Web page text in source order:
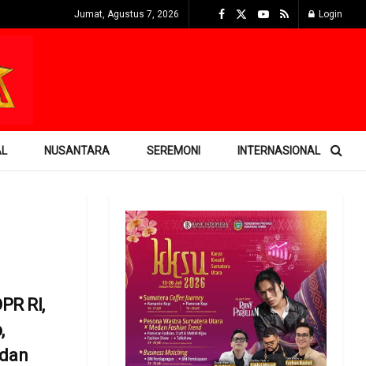
Jumat, Agustus 7, 2026 Login
NUSANTARA SEREMONI INTERNASIONAL
RI,